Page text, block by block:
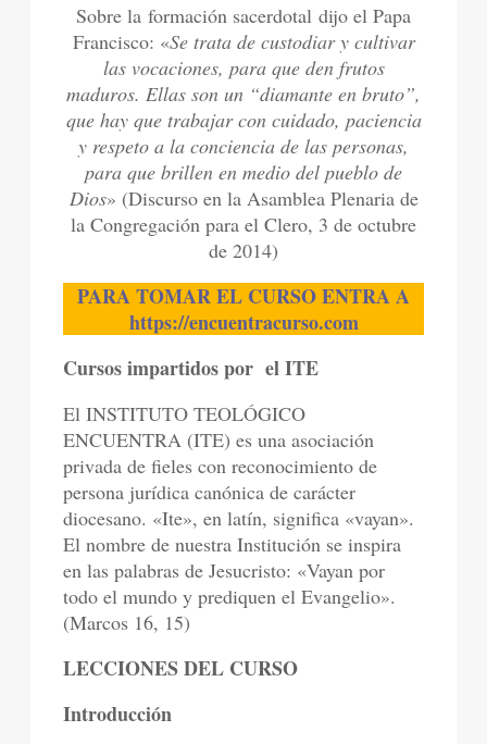
Sobre la formación sacerdotal dijo el Papa
Francisco: «Se trata de custodiar y cultivar
las vocaciones, para que den frutos
maduros. Ellas son un “diamante en bruto”,
que hay que trabajar con cuidado, paciencia
y respeto a la conciencia de las personas,
para que brillen en medio del pueblo de
Dios» (Discurso en la Asamblea Plenaria de
la Congregación para el Clero, 3 de octubre
de 2014)
PARA TOMAR EL CURSOENTRA A
https://encuentracurso.com
Cursos impartidos por el ITE
El INSTITUTO TEOLÓGICO
ENCUENTRA (ITE) es una asociación
privada de fieles con reconocimiento de
persona jurídica canónica de carácter
diocesano. «Ite», en latín, significa «vayan».
El nombre de nuestra Institución se inspira
en las palabras de Jesucristo: «Vayan por
todo el mundo y prediquen el Evangelio».
(Marcos 16, 15)
LECCIONES DEL CURSO
Introducción